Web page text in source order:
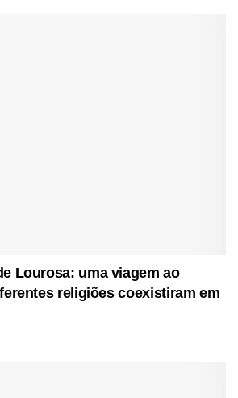
Lourosa: uma viagem ao
religiões coexistiram em